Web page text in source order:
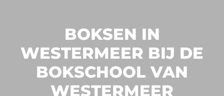
BOKSEN IN
WESTERMEER BIJ DE
BOKSCHOOL VAN
WESTERMEER